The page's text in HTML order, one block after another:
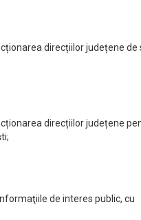
direcțiilor județene
direcțiilor județene
de interes public,